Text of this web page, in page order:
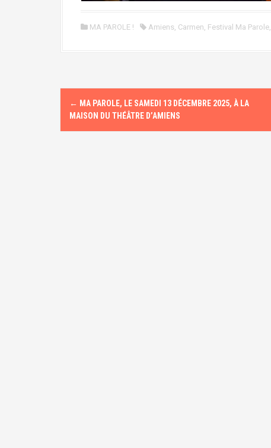
MA PAROLE ! Amiens, Carmen, Festival Ma Parole,
N← MA PAROLE, LE SAMEDI 13 DÉCEMBRE 2025, À LA
MAISON DU THÉÂTRE D’AMIENS